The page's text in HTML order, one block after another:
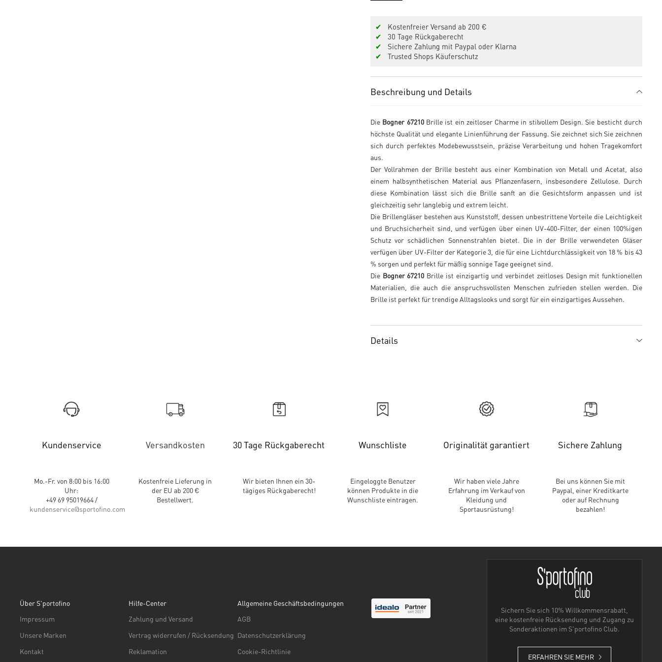
✔
Kostenfreier Versand ab 200 €
✔
30 Tage Rückgaberecht
✔
Sichere Zahlung mit Paypal oder Klarna
✔
Trusted Shops Käuferschutz
Beschreibung und Details
Die Bogner 67210Brille ist ein zeitloser Charme in stilvollem Design. Sie besticht durch
höchste Qualität und elegante Linienführung der Fassung. Sie zeichnet sich Sie zeichnen
sich durch perfektes Modebewusstsein, präzise Verarbeitung und hohen Tragekomfort
aus.
Der Vollrahmen der Brille besteht aus einer Kombination von Metall und Acetat, also
einem halbsynthetischen Material aus Pflanzenfasern, insbesondere Zellulose. Durch
diese Kombination lässt sich die Brille sanft an die Gesichtsform anpassen und ist
gleichzeitig sehr langlebig und extrem leicht.
Die Brillengläser bestehen aus Kunststoff, dessen unbestrittene Vorteile die Leichtigkeit
und Bruchsicherheit sind, und verfügen über einen UV-400-Filter, der einen 100%igen
Schutz vor schädlichen Sonnenstrahlen bietet. Die in der Brille verwendeten Gläser
verfügen über UV-Filter der Kategorie 3, die für eine Lichtdurchlässigkeit von 18 % bis 43
% sorgen und perfekt für mäßig sonnige Tage geeignet sind.
Die Bogner 67210 Brille ist einzigartig und verbindet zeitloses Design mit funktionellen
Materialien, die auch die anspruchsvollsten Menschen zufrieden stellen werden. Die
Brille ist perfekt für trendige Alltagslooks und sorgt für ein einzigartiges Aussehen.
Details
Kundenservice
Mo.-Fr. von 8:00 bis 16:00
Uhr:
+49 69 95019664 /
kundenservice@sportofino.com
Versandkosten
Kostenfreie Lieferung in
der EU ab 200 €
Bestellwert.
30 Tage Rückgaberecht
Wir bieten Ihnen ein 30-
tägiges Rückgaberecht!
Wunschliste
Eingeloggte Benutzer
können Produkte in die
Wunschliste eintragen.
Originalität garantiert
Wir haben viele Jahre
Erfahrung im Verkauf von
Kleidung und
Sportausrüstung!
Sichere Zahlung
Bei uns können Sie mit
Paypal, einer Kreditkarte
oder auf Rechnung
bezahlen!
Sichern Sie sich 10% Willkommensrabatt,
eine kostenfreie Rücksendung und Zugang zu
Sonderaktionen im S'portofino Club.
ERFAHREN SIE MEHR
Über S'portofino
Impressum
Unsere Marken
Kontakt
Hilfe-Center
Zahlung und Versand
Vertrag widerrufen / Rücksendung
Reklamation
Allgemeine Geschäftsbedingungen
AGB
Datenschutzerklärung
Cookie-Richtlinie